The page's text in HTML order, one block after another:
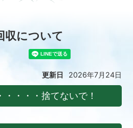
収について
更新日 2026年7月24日
・・・・捨てないで！